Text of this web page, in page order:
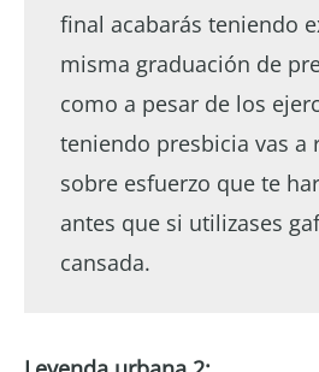
final acabarás teniendo
misma graduación de
como a pesar de los
teniendo presbicia vas a
sobre esfuerzo que te
antes que si utilizases
cansada.